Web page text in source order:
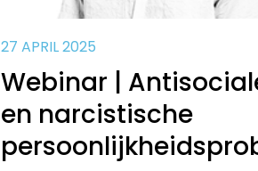
27 APRIL 2025
Webinar |
en narcistische